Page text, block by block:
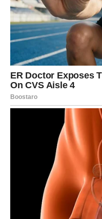
vezi osjetit će novu
Financijska situacija
poboljšanja. Nije riječ o
nego o stabilnosti koja
će Ovnovima donijeti
nedostajao.
Najveći dar koji sudbina
ljubav, već povratak
prepreka, konačno
koliko zapravo vrijedite.
Lavovi ulaze u jedan od